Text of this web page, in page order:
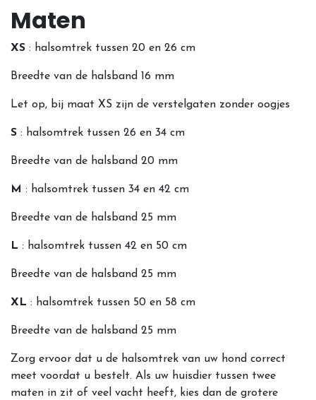
Maten
XS : halsomtrek tussen 20 en 26 cm
Breedte van de halsband 16 mm
Let op, bij maat XS zijn de verstelgaten zonder oogjes
S : halsomtrek tussen 26 en 34 cm
Breedte van de halsband 20 mm
M : halsomtrek tussen 34 en 42 cm
Breedte van de halsband 25 mm
L : halsomtrek tussen 42 en 50 cm
Breedte van de halsband 25 mm
XL : halsomtrek tussen 50 en 58 cm
Breedte van de halsband 25 mm
Zorg ervoor dat u de halsomtrek van uw hond correct
meet voordat u bestelt. Als uw huisdier tussen twee
maten in zit of veel vacht heeft, kies dan de grotere